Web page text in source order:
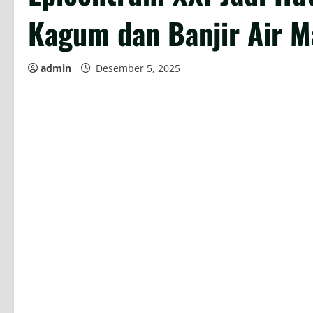
Kagum dan Banjir Air
admin Desember 5, 2025